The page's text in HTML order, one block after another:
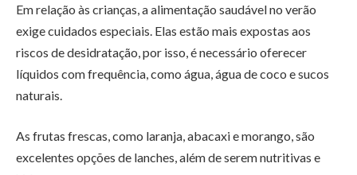
Em relação às crianças, a alimentação saudável no verão
exige cuidados especiais. Elas estão mais expostas aos
riscos de desidratação, por isso, é necessário oferecer
líquidos com frequência, como água, água de coco e sucos
naturais.
As frutas frescas, como laranja, abacaxi e morango, são
excelentes opções de lanches, além de serem nutritivas e